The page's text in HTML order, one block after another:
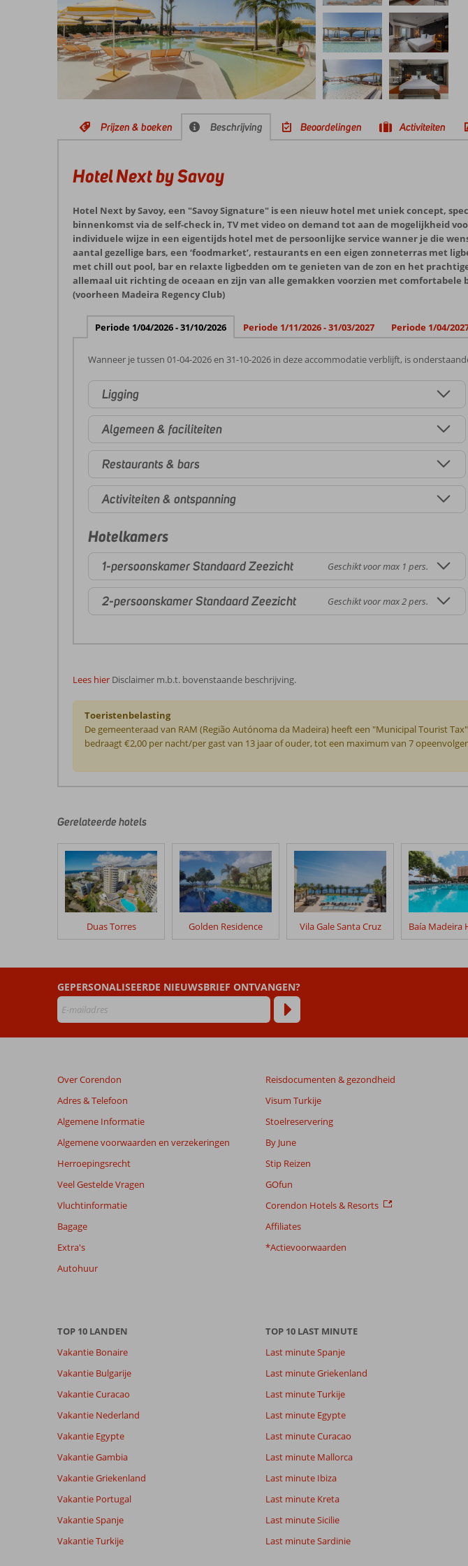
Prijzen & boeken Beschrijving Beoordelingen Activiteiten
Hotel Next by Savoy
Hotel Next by Savoy, een "Savoy Signature" is een nieuw hotel met uniek concept,
binnenkomst via de self-check in, TV met video on demand tot aan de mogelijkheid
individuele wijze in een eigentijds hotel met de persoonlijke service wanner je die
aantal gezellige bars, een ‘foodmarket’, restaurants en een eigen zonneterras met
met chill out pool, bar en relaxte ligbedden om te genieten van de zon en het
allemaal uit richting de oceaan en zijn van alle gemakken voorzien met comfortabele
(voorheen Madeira Regency Club)
Periode 1/04/2026 - 31/10/2026 Periode 1/11/2026 - 31/03/2027 Periode 1/04/
Wanneer je tussen 01-04-2026 en 31-10-2026 in deze accommodatie verblijft, is
Ligging
Algemeen & faciliteiten
Restaurants & bars
Activiteiten & ontspanning
Hotelkamers
1-persoonskamer Standaard Zeezicht Geschikt voor max 1 pers.
2-persoonskamer Standaard Zeezicht Geschikt voor max 2 pers.
Lees hier Disclaimer m.b.t. bovenstaande beschrijving.
Toeristenbelasting
De gemeenteraad van RAM (Região Autónoma da Madeira) heeft een "Municipal Tourist
bedraagt €2,00 per nacht/per gast van 13 jaar of ouder, tot een maximum van 7
door
klanten
geschreven
na
hun
verblijf
Hotel
Beoordelingen
die
ouder
48
worden
niet
weergegeven
om
relevantie
van
onze
Totale score
36
beoordelingen
9,1 Eten
8,6
Kamers
8,9
Wifi kwaliteit
7,8
van onze
Alle
Gerelateerde hotels
Duas Torres Golden Residence Vila Gale Santa Cruz
GEPERSONALISEERDE NIEUWSBRIEF ONTVANGEN?
Over Corendon
Adres & Telefoon
Algemene Informatie
Algemene voorwaarden en verzekeringen
Herroepingsrecht
Veel Gestelde Vragen
Vluchtinformatie
Bagage
Extra's
Autohuur
Reisdocumenten & gezondheid
Visum Turkije
Stoelreservering
By June
Stip Reizen
GOfun
Corendon Hotels & Resorts
Affiliates
*Actievoorwaarden
TOP 10 LANDEN
Vakantie Bonaire
Vakantie Bulgarije
Vakantie Curacao
Vakantie Nederland
Vakantie Egypte
Vakantie Gambia
Vakantie Griekenland
Vakantie Portugal
Vakantie Spanje
Vakantie Turkije
TOP 10 LAST MINUTE
Last minute Spanje
Last minute Griekenland
Last minute Turkije
Last minute Egypte
Last minute Curacao
Last minute Mallorca
Last minute Ibiza
Last minute Kreta
Last minute Sicilie
Last minute Sardinie